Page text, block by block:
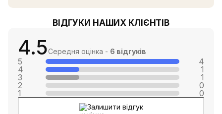
ВІДГУКИ НАШИХ КЛІЄНТІВ
4.5Середня оцінка - 6 відгуків
5
4
4
1
3
1
2
0
1
0
Залишити відгук